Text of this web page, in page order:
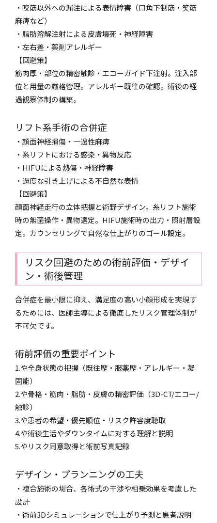
・咬筋以外への漏注による表情障害（口角下制筋・笑筋
麻痺など）
・脂肪溶解注射による皮膚壊死・神経障害
・左右差・薬剤アレルギー
【回避策】
筋肉厚・部位の精密触診・エコーガイド下注射。注入部
位と用量の厳格管理。アレルギー既往の確認。術後の経
過観察体制の構築。
リフト系手術の合併症
・顔面神経損傷・一過性麻痺
・糸リフトにおける感染・異物反応
・HIFUによる熱傷・神経障害
・過度な引き上げによる不自然な表情
【回避策】
顔面神経走行の立体把握と術野デザイン。糸リフト施術
時の無菌操作・異物選定。HIFU施術時の出力・照射層設
定。カウンセリングで自然な仕上がりのゴール設定。
リスク回避のための術前評価・デザイ
ン・術後管理
合併症を最小限に抑え、満足度の高い小顔形成を実現す
るためには、医師主導による徹底したリスク管理体制が
不可欠です。
術前評価の重要ポイント
1.や全身状態の把握（既往歴・服薬歴・アレルギー・凝
固能）
2.や骨格・筋肉・脂肪・皮膚の精密評価（3D-CT/エコー/
触診）
3.や患者の希望・優先順位・リスク許容度聴取
4.や術後生活やダウンタイムに対する理解と説明
5.やリスク同意取得と術前写真記録
デザイン・プランニングの工夫
・複合施術の場合、各術式の干渉や相乗効果を考慮した
設計
・術前3Dシミュレーションで仕上がり予測と患者説明